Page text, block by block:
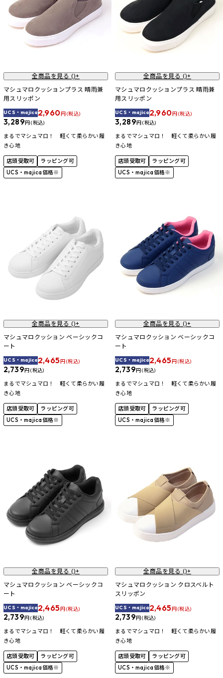
全商品を見る ()+
マシュマロクッションプラス 晴雨兼
用スリッポン
UCS・majica2,960円 (税込)
3,289円 (税込)
まるでマシュマロ！ 軽くて柔らかい履
き心地
店頭受取可
ラッピング可
UCS・majica価格※
全商品を見る ()+
マシュマロクッションプラス 晴雨兼
用スリッポン
UCS・majica2,960円 (税込)
3,289円 (税込)
まるでマシュマロ！ 軽くて柔らかい履
き心地
店頭受取可
ラッピング可
UCS・majica価格※
全商品を見る ()+
マシュマロクッション ベーシックコ
ート
UCS・majica2,465円 (税込)
2,739円 (税込)
まるでマシュマロ！ 軽くて柔らかい履
き心地
店頭受取可
ラッピング可
UCS・majica価格※
全商品を見る ()+
マシュマロクッション ベーシックコ
ート
UCS・majica2,465円 (税込)
2,739円 (税込)
まるでマシュマロ！ 軽くて柔らかい履
き心地
店頭受取可
ラッピング可
UCS・majica価格※
全商品を見る ()+
マシュマロクッション ベーシックコ
ート
UCS・majica2,465円 (税込)
2,739円 (税込)
まるでマシュマロ！ 軽くて柔らかい履
き心地
店頭受取可
ラッピング可
UCS・majica価格※
全商品を見る ()+
マシュマロクッション クロスベルト
スリッポン
UCS・majica2,465円 (税込)
2,739円 (税込)
まるでマシュマロ！ 軽くて柔らかい履
き心地
店頭受取可
ラッピング可
UCS・majica価格※